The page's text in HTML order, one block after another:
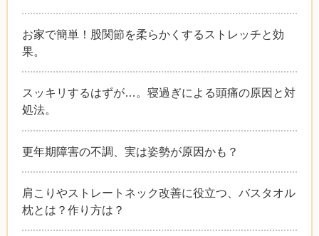
お家で簡単！股関節を柔らかくするストレッチと効
果。
スッキリするはずが…。寝過ぎによる頭痛の原因と対
処法。
更年期障害の不調、実は姿勢が原因かも？
肩こりやストレートネック改善に役立つ、バスタオル
枕とは？作り方は？